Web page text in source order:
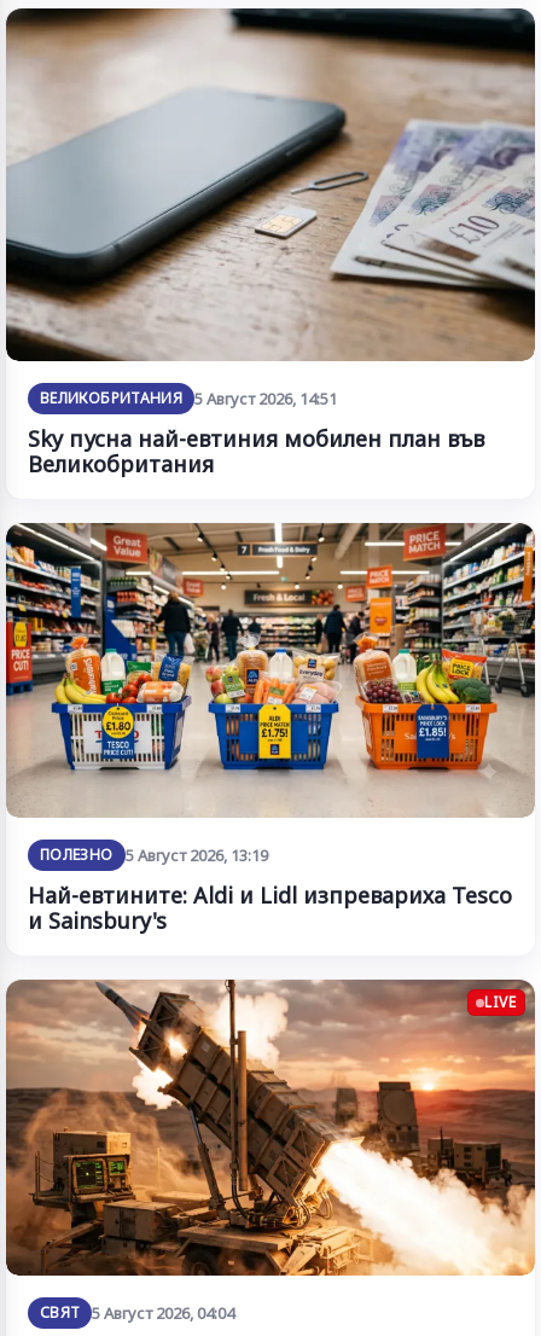
ВЕЛИКОБРИТАНИЯ 5 Август 2026, 14:51
Sky пусна най-евтиния мобилен план във
Великобритания
ПОЛЕЗНО 5 Август 2026, 13:19
Най-евтините: Aldi и Lidl изпревариха Tesco
и Sainsbury's
LIVE
СВЯТ 5 Август 2026, 04:04